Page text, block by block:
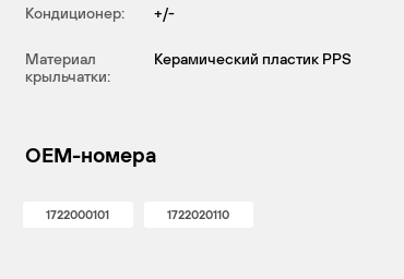
Кондиционер: +/-
Материал
крыльчатки:
Керамический пластик PPS
OEM-номера
1722000101 1722020110